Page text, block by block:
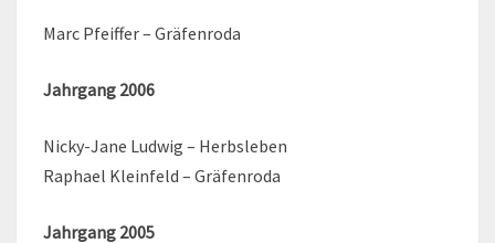
Marc Pfeiffer – Gräfenroda
Jahrgang 2006
Nicky-Jane Ludwig – Herbsleben
Raphael Kleinfeld – Gräfenroda
Jahrgang 2005